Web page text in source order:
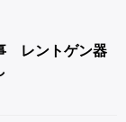
レントゲン器